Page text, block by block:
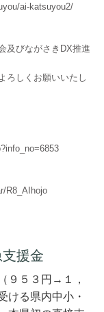
ai-katsuyou2/
及びながさきDX推進
ろしくお願いいたし
R8_AIhojo
援金
９５３円→１，
ける県内中小・